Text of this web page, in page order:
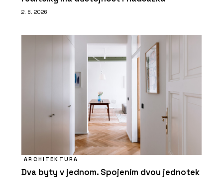
2. 6. 2026
ARCHITEKTURA
Dva byty v jednom. Spojením dvou jednotek